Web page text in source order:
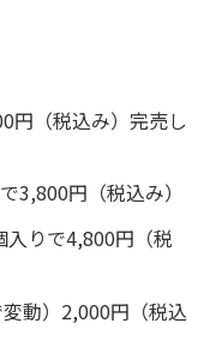
円（税込み）完売し
円（税込み）
りで4,800円（税
動）2,000円（税込